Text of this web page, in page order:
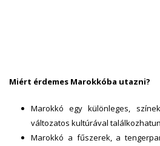
Miért érdemes Marokkóba utazni?
Marokkó egy különleges,
változatos kultúrával
Marokkó a fűszerek, a